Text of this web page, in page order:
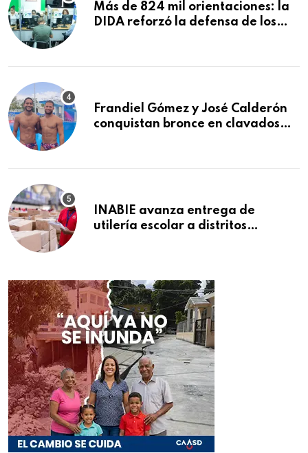
Más de 824 mil orientaciones: la
DIDA reforzó la defensa de los
Frandiel Gómez y José Calderón
conquistan bronce en clavados
INABIE avanza entrega de
utilería escolar a distritos